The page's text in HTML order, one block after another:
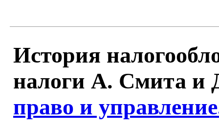
История
налоги А. Смита и
право и